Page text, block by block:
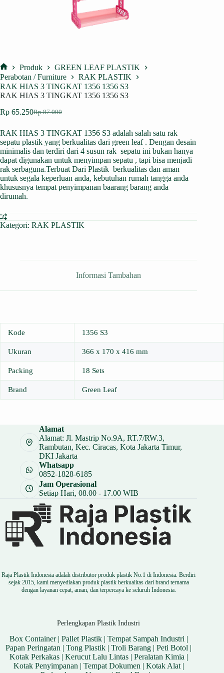
Home
Produk
GREEN LEAF PLASTIK
Perabotan / Furniture
RAK PLASTIK
RAK HIAS 3 TINGKAT 1356 1356 S3
RAK HIAS 3 TINGKAT 1356 1356 S3
Rp87.000
Harga
adalah:
Rp 87.000.
Rp 65.250Harga
ini
adalah:
Rp 65.250.
RAK HIAS 3 TINGKAT 1356 S3 adalah salah satu rak
sepatu plastik yang berkualitas dari green leaf . Dengan desain
minimalis dan terdiri dari 4 susun rak sepatu ini bukan hanya
dapat digunakan untuk menyimpan sepatu , tapi bisa menjadi
rak serbaguna.Terbuat Dari Plastik berkualitas dan aman
untuk segala keperluan anda, kebutuhan rumah tangga anda
khususnya tempat penyimpanan baarang barang anda
dirumah.
Kategori: RAK PLASTIK
Informasi Tambahan
Kode 1356 S3
Ukuran 366 x 170 x 416 mm
Packing 18 Sets
Brand Green Leaf
Alamat
Alamat: Jl. Mastrip No.9A, RT.7/RW.3,
Rambutan, Kec. Ciracas, Kota Jakarta Timur,
DKI Jakarta
Whatsapp
0852-1828-6185
Jam Operasional
Setiap Hari, 08.00 - 17.00 WIB
Raja Plastik Indonesia adalah distributor produk plastik No.1 di Indonesia. Berdiri
sejak 2015, kami menyediakan produk plastik berkualitas dari brand ternama
dengan layanan cepat, aman, dan terpercaya ke seluruh Indonesia.
Perlengkapan Plastik Industri
Box Container| Pallet Plastik| Tempat Sampah Industri |
Papan Peringatan |Tong Plastik |Troli Barang |Peti Botol |
Kotak Perkakas| Kerucut Lalu Lintas| Peralatan Kimia |
Kotak Penyimpanan | Tempat Dokumen | Kotak Alat|